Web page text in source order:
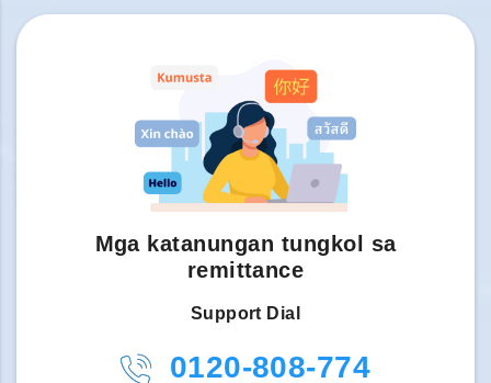
Mga katanungan tungkol sa
remittance
Support Dial
0120-808-774